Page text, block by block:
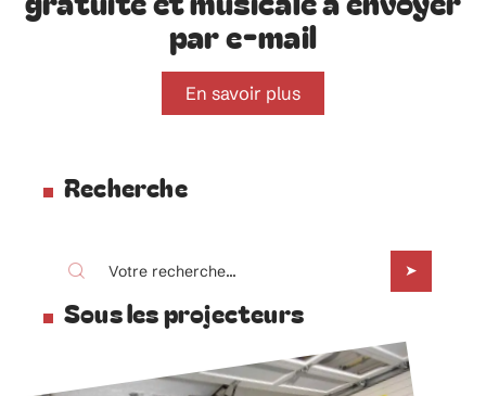
par e-mail
En savoir plus
Recherche
Sous les projecteurs